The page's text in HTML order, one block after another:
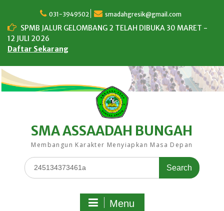
content
031-3949502 smadahgresik@gmail.com
SPMB JALUR GELOMBANG 2 TELAH DIBUKA 30 MARET -
12 JULI 2026
Daftar Sekarang
SMA ASSAADAH BUNGAH
Membangun Karakter Menyiapkan Masa Depan
Search
for:
Menu